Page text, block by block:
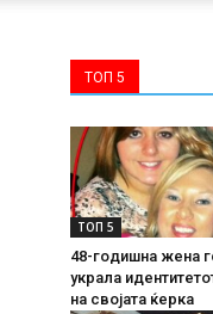
ТОП 5
ТОП 5
48-годишна жена
украла
на својата ќерка